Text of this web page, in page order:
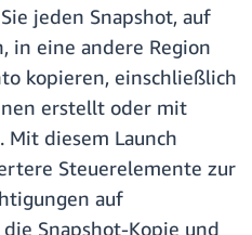
jeden Snapshot, auf
in eine andere Region
kopieren, einschließlich
erstellt oder mit
diesem Launch
Steuerelemente zur
auf
Snapshot-Kopie und